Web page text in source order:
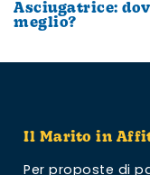
Asciugatrice:
meglio?
Il Marito in
Per proposte di